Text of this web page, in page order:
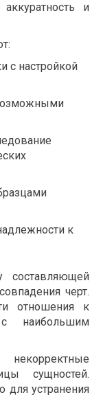
и
с настройкой
к
составляющей
черт.
отношения к
наибольшим
сущностей.
для устранения